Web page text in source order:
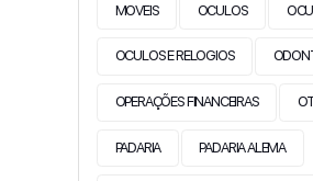
MOVEIS OCULOS
OCULOS E RELOGIOS
OPERAÇÕES FINANCEIRAS
PADARIA PADARIA ALEMA